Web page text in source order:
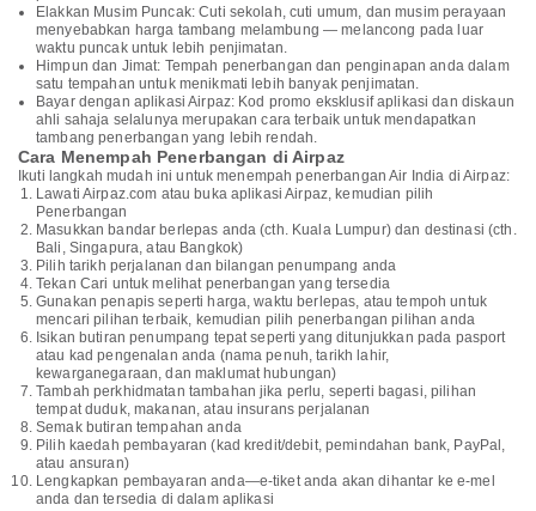
Elakkan Musim Puncak: Cuti sekolah, cuti umum, dan musim perayaan
menyebabkan harga tambang melambung — melancong pada luar
waktu puncak untuk lebih penjimatan.
Himpun dan Jimat: Tempah penerbangan dan penginapan anda dalam
satu tempahan untuk menikmati lebih banyak penjimatan.
Bayar dengan aplikasi Airpaz: Kod promo eksklusif aplikasi dan diskaun
ahli sahaja selalunya merupakan cara terbaik untuk mendapatkan
tambang penerbangan yang lebih rendah.
Cara Menempah Penerbangan di Airpaz
Ikuti langkah mudah ini untuk menempah penerbangan Air India di Airpaz:
Lawati Airpaz.com atau buka aplikasi Airpaz, kemudian pilih
Penerbangan
Masukkan bandar berlepas anda (cth. Kuala Lumpur) dan destinasi (cth.
Bali, Singapura, atau Bangkok)
Pilih tarikh perjalanan dan bilangan penumpang anda
Tekan Cari untuk melihat penerbangan yang tersedia
Gunakan penapis seperti harga, waktu berlepas, atau tempoh untuk
mencari pilihan terbaik, kemudian pilih penerbangan pilihan anda
Isikan butiran penumpang tepat seperti yang ditunjukkan pada pasport
atau kad pengenalan anda (nama penuh, tarikh lahir,
kewarganegaraan, dan maklumat hubungan)
Tambah perkhidmatan tambahan jika perlu, seperti bagasi, pilihan
tempat duduk, makanan, atau insurans perjalanan
Semak butiran tempahan anda
Pilih kaedah pembayaran (kad kredit/debit, pemindahan bank, PayPal,
atau ansuran)
Lengkapkan pembayaran anda—e-tiket anda akan dihantar ke e-mel
anda dan tersedia di dalam aplikasi